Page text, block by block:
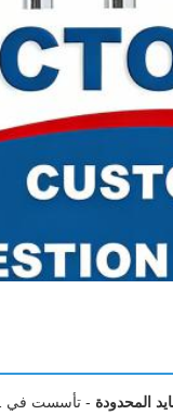
المحدودة